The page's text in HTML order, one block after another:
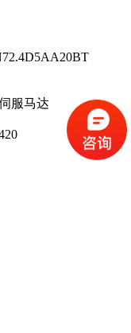
服马达